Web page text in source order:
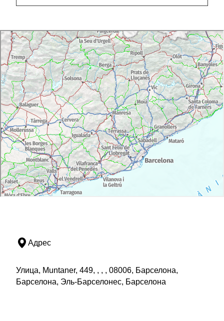
Адрес
Улица, Muntaner, 449, , , , 08006, Барселона,
Барселона, Эль-Барселонес, Барселона